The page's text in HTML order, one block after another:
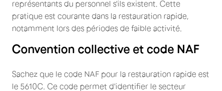
représentants du personnel s'ils existent. Cette
pratique est courante dans la restauration rapide,
notamment lors des périodes de faible activité.
Convention collective et code NAF
Sachez que le code NAF pour la restauration rapide est
le 5610C. Ce code permet d'identifier le secteur